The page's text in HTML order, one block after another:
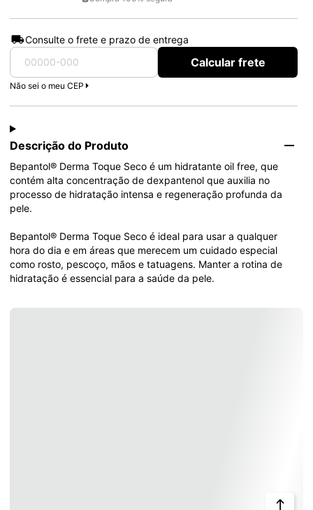
Consulte o frete e prazo de entrega
Calcular frete
Não sei o meu CEP
Descrição do Produto
Bepantol® Derma Toque Seco é um hidratante oil free, que
contém alta concentração de dexpantenol que auxilia no
processo de hidratação intensa e regeneração profunda da
pele.
Bepantol® Derma Toque Seco é ideal para usar a qualquer
hora do dia e em áreas que merecem um cuidado especial
como rosto, pescoço, mãos e tatuagens. Manter a rotina de
hidratação é essencial para a saúde da pele.